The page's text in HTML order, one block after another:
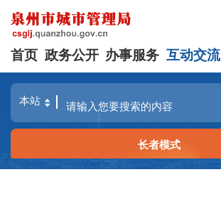
首页 政务公开 办事服务 互动交流
长者模式